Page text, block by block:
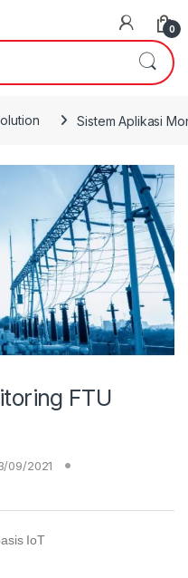
0
Sistem Aplikasi
FTU
09/2021
IoT